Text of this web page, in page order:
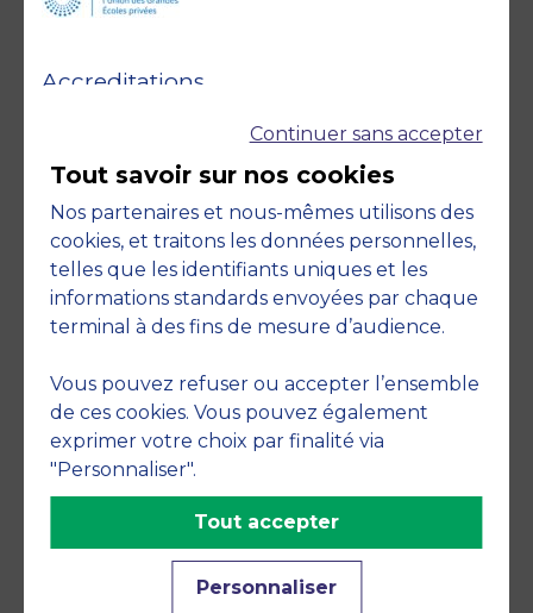
Accreditations
Engagements
Continuer sans accepter
Tout savoir sur nos cookies
Nos partenaires et nous-mêmes utilisons des
cookies, et traitons les données personnelles,
telles que les identifiants uniques et les
informations standards envoyées par chaque
terminal à des fins de mesure d’audience.
Vous pouvez refuser ou accepter l’ensemble
de ces cookies. Vous pouvez également
exprimer votre choix par finalité via
"Personnaliser".
Personnaliser
Tout accepter